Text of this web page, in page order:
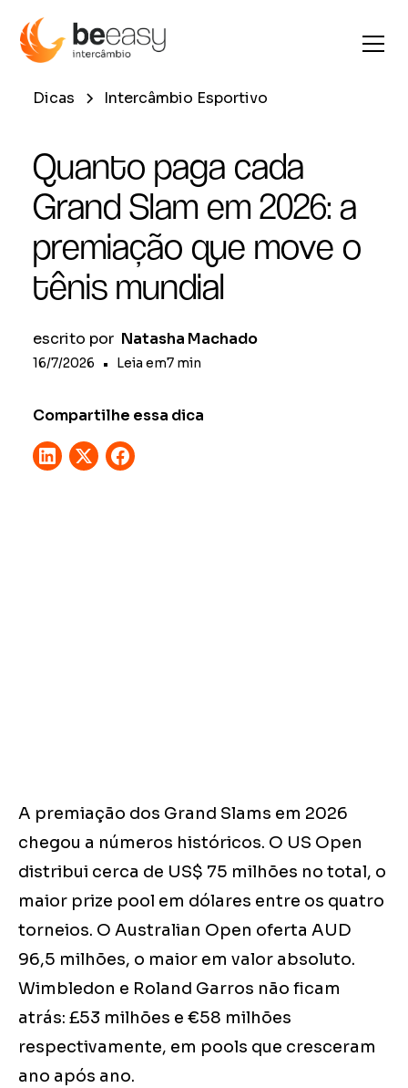
Dicas Intercâmbio Esportivo
Quanto paga cada
Grand Slam em 2026: a
premiação que move o
tênis mundial
escrito por Natasha Machado
16/7/2026 • Leia em7 min
Compartilhe essa dica
A premiação dos Grand Slams em 2026
chegou a números históricos. O US Open
distribui cerca de US$ 75 milhões no total, o
maior prize pool em dólares entre os quatro
torneios. O Australian Open oferta AUD
96,5 milhões, o maior em valor absoluto.
Wimbledon e Roland Garros não ficam
atrás: £53 milhões e €58 milhões
respectivamente, em pools que cresceram
ano após ano.